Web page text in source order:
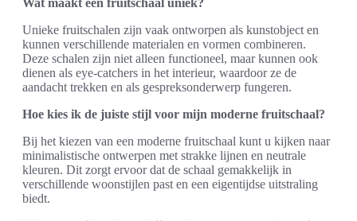
Unieke fruitschalen zijn vaak ontworpen als kunstobject en
kunnen verschillende materialen en vormen combineren.
Deze schalen zijn niet alleen functioneel, maar kunnen ook
dienen als eye-catchers in het interieur, waardoor ze de
aandacht trekken en als gespreksonderwerp fungeren.
Hoe kies ik de juiste stijl voor mijn moderne fruitschaal?
Bij het kiezen van een moderne fruitschaal kunt u kijken naar
minimalistische ontwerpen met strakke lijnen en neutrale
kleuren. Dit zorgt ervoor dat de schaal gemakkelijk in
verschillende woonstijlen past en een eigentijdse uitstraling
biedt.